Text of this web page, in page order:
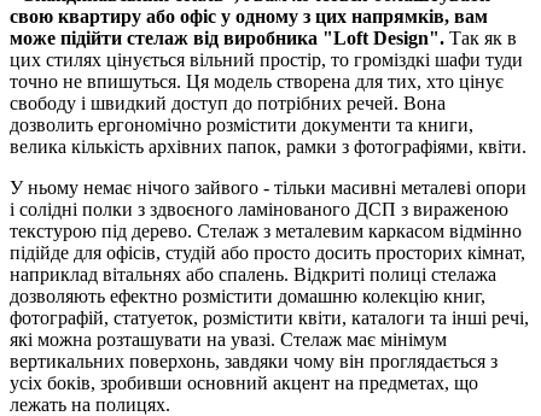
свою квартиру або офіс у одному з цих напрямків, вам
може підійти стелаж від виробника "Loft Design". Так як в
цих стилях цінується вільний простір, то громіздкі шафи туди
точно не впишуться. Ця модель створена для тих, хто цінує
свободу і швидкий доступ до потрібних речей. Вона
дозволить ергономічно розмістити документи та книги,
велика кількість архівних папок, рамки з фотографіями, квіти.
У ньому немає нічого зайвого - тільки масивні металеві опори
і солідні полки з здвоєного ламінованого ДСП з вираженою
текстурою під дерево. Стелаж з металевим каркасом відмінно
підійде для офісів, студій або просто досить просторих кімнат,
наприклад вітальнях або спалень. Відкриті полиці стелажа
дозволяють ефектно розмістити домашню колекцію книг,
фотографій, статуеток, розмістити квіти, каталоги та інші речі,
які можна розташувати на увазі. Стелаж має мінімум
вертикальних поверхонь, завдяки чому він проглядається з
усіх боків, зробивши основний акцент на предметах, що
лежать на полицях.